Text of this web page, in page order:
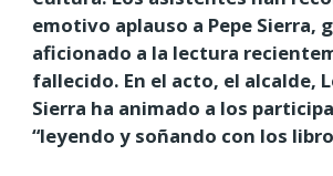
emotivo aplauso a Pepe Sierra,
aficionado a la lectura
fallecido. En el acto, el alcalde,
Sierra ha animado a los
“leyendo y soñando con los